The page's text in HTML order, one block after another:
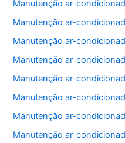
Manutenção ar-
Manutenção ar-
Manutenção ar-
Manutenção ar-
Manutenção ar-
Manutenção ar-
Manutenção ar-
Manutenção ar-